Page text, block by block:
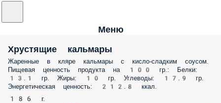
Меню
Хрустящие кальмары
Жаренные в кляре кальмары с кисло-сладким соусом.
Пищевая ценность продукта на 100 гр.: Белки:
13.1 гр. Жиры: 10 гр. Углеводы: 17.9 гр.
Энергетическая ценность: 212.8 ккал.
186 г.